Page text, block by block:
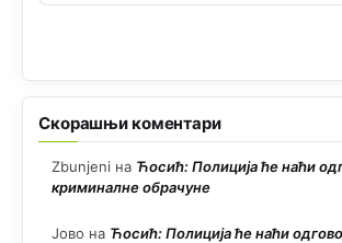
Скорашњи коментари
Zbunjeni на Ћосић: Полиција ће наћи
криминалне обрачуне
Јово на Ћосић: Полиција ће наћи